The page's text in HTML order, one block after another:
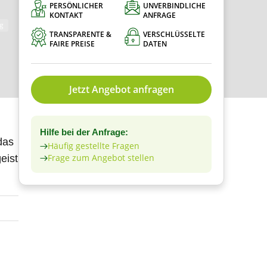
PERSÖNLICHER
KONTAKT
UNVERBINDLICHE
ANFRAGE
TRANSPARENTE &
FAIRE PREISE
VERSCHLÜSSELTE
DATEN
Jetzt Angebot anfragen
Hilfe bei der Anfrage:
Häufig gestellte Fragen
Frage zum Angebot stellen